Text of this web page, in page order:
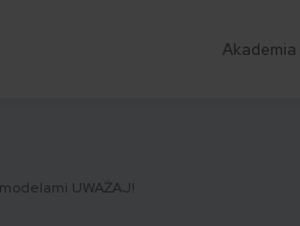
Akademia
UWAŻAJ!